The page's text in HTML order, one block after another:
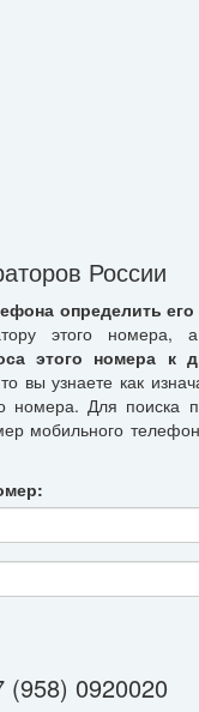
России
определить его
этого номера,
этого номера к
вы узнаете как
номера. Для поиска
мобильного
0920020